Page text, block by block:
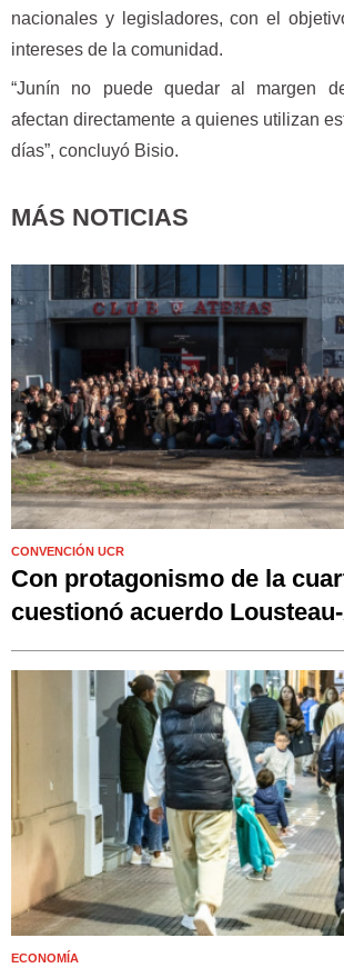
nacionales y legisladores, con el
intereses de la comunidad.
“Junín no puede quedar al margen
afectan directamente a quienes utilizan
días”, concluyó Bisio.
MÁS NOTICIAS
CONVENCIÓN UCR
Con protagonismo de la
cuestionó acuerdo
ECONOMÍA